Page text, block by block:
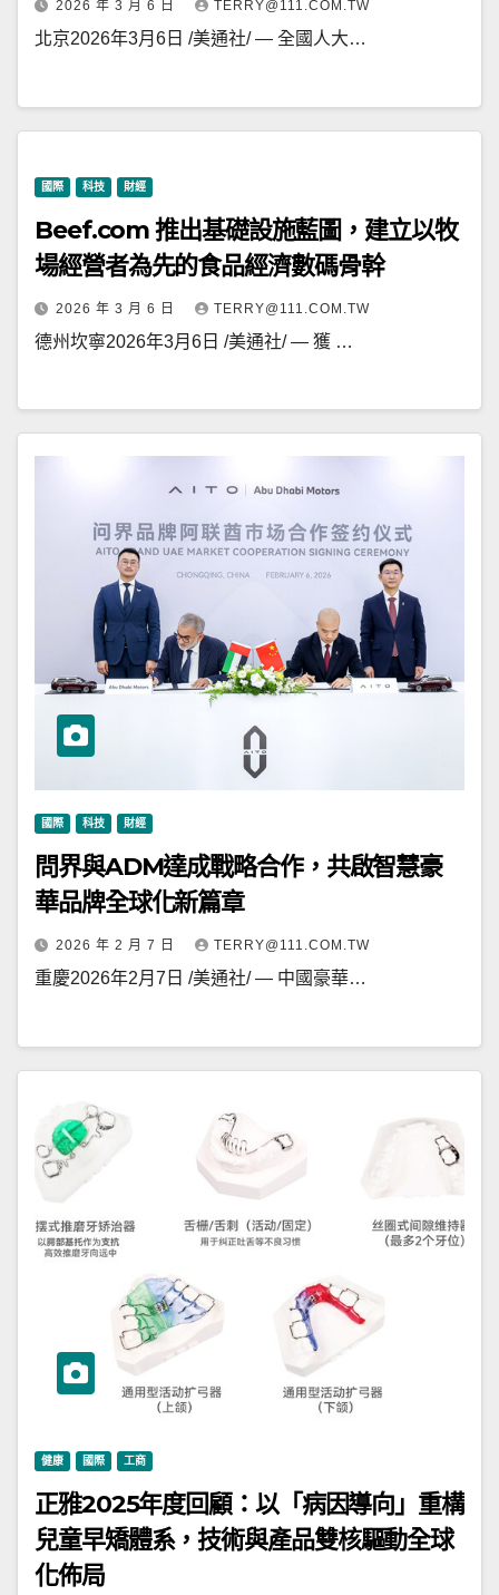
2026 年 3 月 6 日 TERRY@111.COM.TW
北京2026年3月6日 /美通社/ — 全國人大…
國際 科技 財經
Beef.com 推出基礎設施藍圖，建立以牧
場經營者為先的食品經濟數碼骨幹
2026 年 3 月 6 日 TERRY@111.COM.TW
德州坎寧2026年3月6日 /美通社/ — 獲 …
國際 科技 財經
問界與ADM達成戰略合作，共啟智慧豪
華品牌全球化新篇章
2026 年 2 月 7 日 TERRY@111.COM.TW
重慶2026年2月7日 /美通社/ — 中國豪華…
健康 國際 工商
正雅2025年度回顧：以「病因導向」重構
兒童早矯體系，技術與產品雙核驅動全球
化佈局